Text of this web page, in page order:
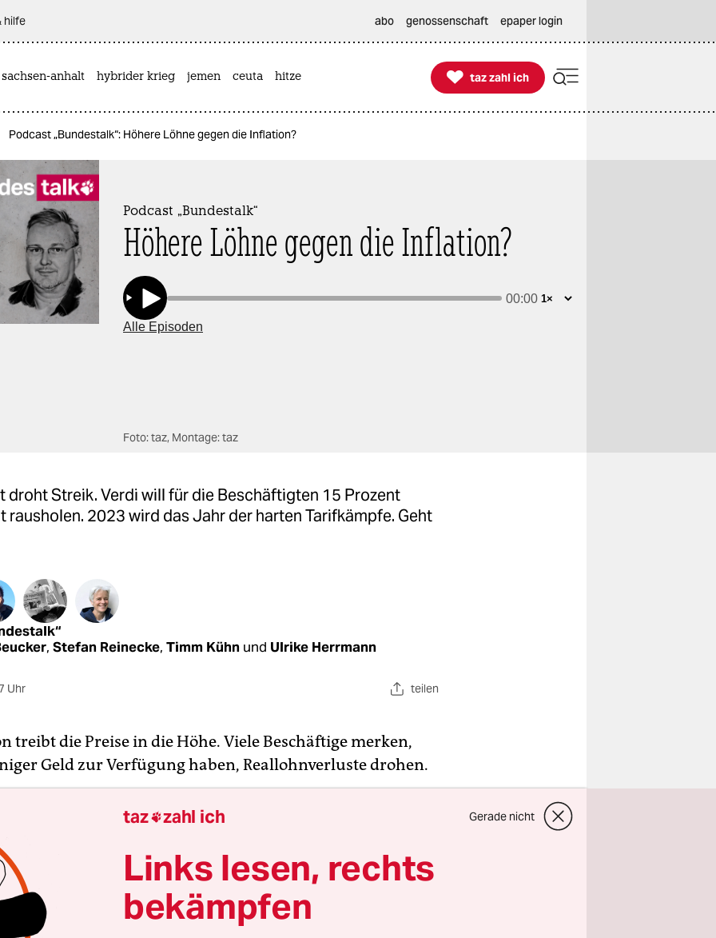
hilfe abo genossenschaft epaper login
anhalt hybrider krieg jemen ceuta hitze 
taz zahl ich
taz zahl ich
Podcast „Bundestalk“: Höhere Löhne gegen die Inflation?
Podcast „Bundestalk“
Höhere Löhne gegen die Inflation?
Foto: taz, Montage: taz
droht Streik. Verdi will für die Beschäftigten 15 Prozent
rausholen. 2023 wird das Jahr der harten Tarifkämpfe. Geht
, Stefan Reinecke, Timm Kühn und Ulrike Herrmann
Uhr teilen
treibt die Preise in die Höhe. Viele Beschäftige merken,
Geld zur Verfügung haben, Reallohnverluste drohen.
für den öffentlichen Dienst haben begonnen,
beginnen auch die Verhandlungen bei der
dem Kfz-Gewerbe, dem Bewachungsgewerbe, der
pappeverarbeitenden Industrie, der Textil- und der
taz zahl ich Gerade nicht
Links lesen, rechts
bekämpfen